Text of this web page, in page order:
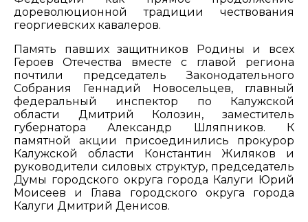
дореволюционной традиции чествования
георгиевских кавалеров.
Память павших защитников Родины и всех
Героев Отечества вместе с главой региона
почтили председатель Законодательного
Собрания Геннадий Новосельцев, главный
федеральный инспектор по Калужской
области Дмитрий Колозин, заместитель
губернатора Александр Шляпников. К
памятной акции присоединились прокурор
Калужской области Константин Жиляков и
руководители силовых структур, председатель
Думы городского округа города Калуги Юрий
Моисеев и Глава городского округа города
Калуги Дмитрий Денисов.